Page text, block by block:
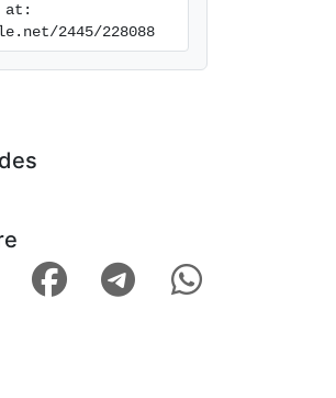
at:
2445/228088